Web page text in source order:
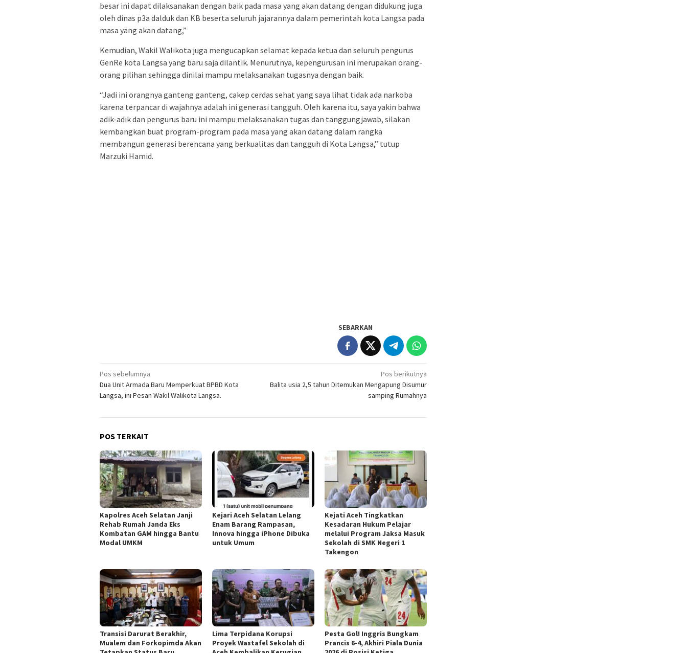
besar ini dapat dilaksanakan dengan baik pada masa yang akan datang dengan didukung juga
oleh dinas p3a dalduk dan KB beserta seluruh jajarannya dalam pemerintah kota Langsa pada
masa yang akan datang,”
Kemudian, Wakil Walikota juga mengucapkan selamat kepada ketua dan seluruh pengurus
GenRe kota Langsa yang baru saja dilantik. Menurutnya, kepengurusan ini merupakan orang-
orang pilihan sehingga dinilai mampu melaksanakan tugasnya dengan baik.
“Jadi ini orangnya ganteng ganteng, cakep cerdas sehat yang saya lihat tidak ada narkoba
karena terpancar di wajahnya adalah ini generasi tangguh. Oleh karena itu, saya yakin bahwa
adik-adik dan pengurus baru ini mampu melaksanakan tugas dan tanggungjawab, silakan
kembangkan buat program-program pada masa yang akan datang dalam rangka
membangun generasi berencana yang berkualitas dan tangguh di Kota Langsa,” tutup
Marzuki Hamid.
SEBARKAN
Navigasi
pos
Pos sebelumnya
Dua Unit Armada Baru Memperkuat BPBD Kota
Langsa, ini Pesan Wakil Walikota Langsa.
Pos berikutnya
Balita usia 2,5 tahun Ditemukan Mengapung Disumur
samping Rumahnya
POS TERKAIT
Kapolres Aceh Selatan Janji
Rehab Rumah Janda Eks
Kombatan GAM hingga Bantu
Modal UMKM
Kejari Aceh Selatan Lelang
Enam Barang Rampasan,
Innova hingga iPhone Dibuka
untuk Umum
Kejati Aceh Tingkatkan
Kesadaran Hukum Pelajar
melalui Program Jaksa Masuk
Sekolah di SMK Negeri 1
Takengon
Transisi Darurat Berakhir,
Mualem dan Forkopimda Akan
Lima Terpidana Korupsi
Proyek Wastafel Sekolah di
Pesta Gol! Inggris Bungkam
Prancis 6-4, Akhiri Piala Dunia